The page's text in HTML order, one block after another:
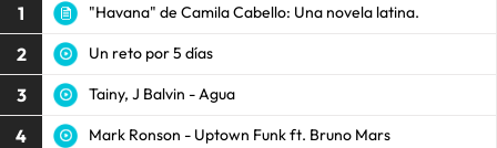
1 "Havana" de Camila Cabello: Una novela latina.
2 Un reto por 5 días
3 Tainy, J Balvin - Agua
4 Mark Ronson - Uptown Funk ft. Bruno Mars